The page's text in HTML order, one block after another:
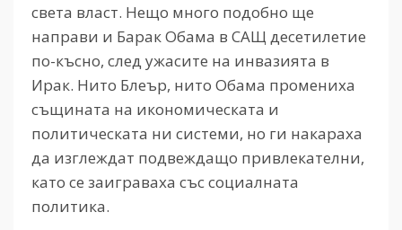
света власт. Нещо много подобно ще
направи и Барак Обама в САЩ десетилетие
по-късно, след ужасите на инвазията в
Ирак. Нито Блеър, нито Обама промениха
същината на икономическата и
политическата ни системи, но ги накараха
да изглеждат подвеждащо привлекателни,
като се заиграваха със социалната
политика.